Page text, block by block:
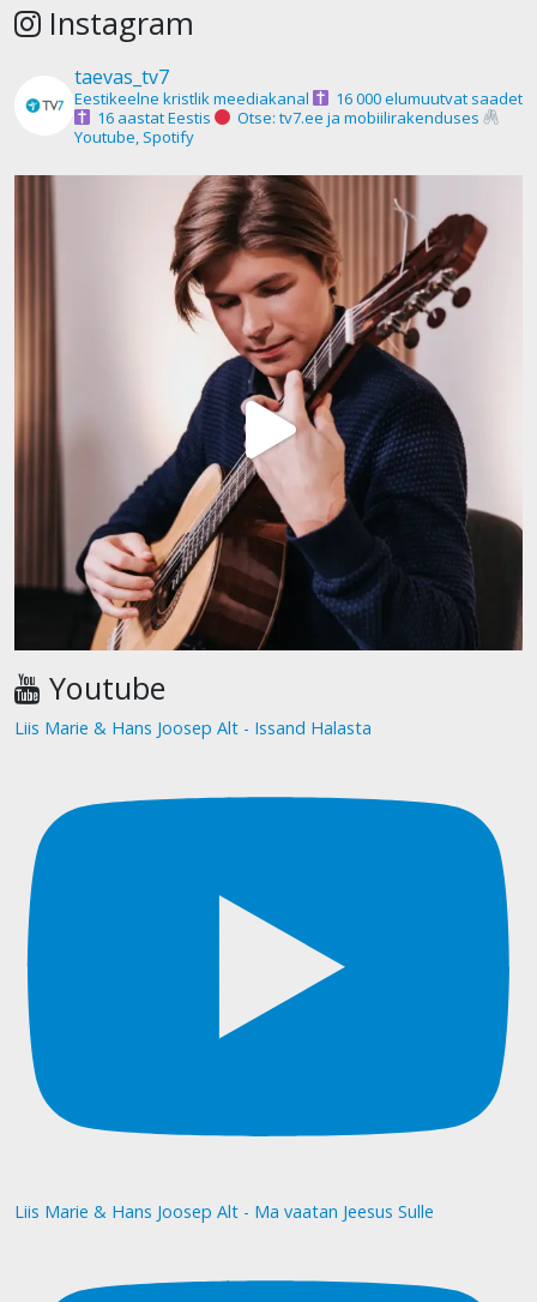
Instagram
taevas_tv7
Eestikeelne kristlik meediakanal
16 000 elumuutvat saadet
16 aastat Eestis
Otse: tv7.ee ja mobiilirakenduses
Youtube, Spotify
Youtube
Liis Marie & Hans Joosep Alt - Issand Halasta
Liis Marie & Hans Joosep Alt - Ma vaatan Jeesus Sulle